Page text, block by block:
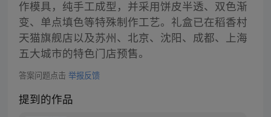
作模具，纯手工成型，并采用饼皮半透、双色渐
变、单点填色等特殊制作工艺。礼盒已在稻香村
天猫旗舰店以及苏州、北京、沈阳、成都、上海
五大城市的特色门店预售。
答案问题点击 举报反馈
提到的作品